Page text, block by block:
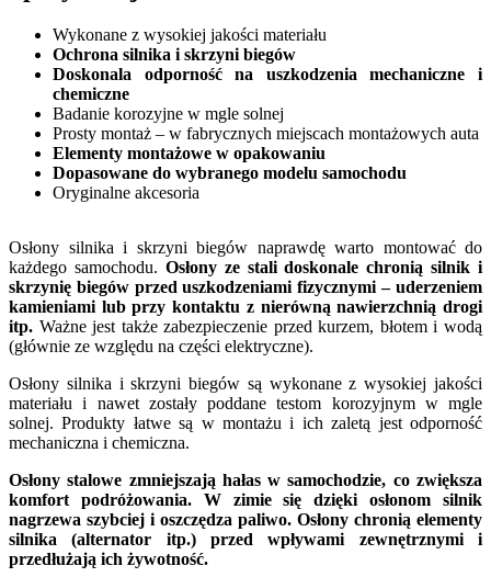
Wykonane z wysokiej jakości materiału
Ochrona silnika i skrzyni biegów
Doskonala odporność na uszkodzenia mechaniczne i
chemiczne
Badanie korozyjne w mgle solnej
Prosty montaż – w fabrycznych miejscach montażowych auta
Elementy montażowe w opakowaniu
Dopasowane do wybranego modelu samochodu
Oryginalne akcesoria
Osłony silnika i skrzyni biegów naprawdę warto montować do
każdego samochodu. Osłony ze stali doskonale chronią silnik i
skrzynię biegów przed uszkodzeniami fizycznymi – uderzeniem
kamieniami lub przy kontaktu z nierówną nawierzchnią drogi
itp. Ważne jest także zabezpieczenie przed kurzem, błotem i wodą
(głównie ze względu na części elektryczne).
Osłony silnika i skrzyni biegów są wykonane z wysokiej jakości
materiału i nawet zostały poddane testom korozyjnym w mgle
solnej. Produkty łatwe są w montażu i ich zaletą jest odporność
mechaniczna i chemiczna.
Osłony stalowe zmniejszają hałas w samochodzie, co zwiększa
komfort podróżowania. W zimie się dzięki osłonom silnik
nagrzewa szybciej i oszczędza paliwo. Osłony chronią elementy
silnika (alternator itp.) przed wpływami zewnętrznymi i
przedłużają ich żywotność.